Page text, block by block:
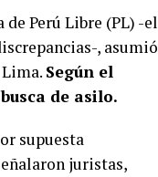
Perú Libre (PL) -el
, asumió
Según el
de asilo.
supuesta
juristas,